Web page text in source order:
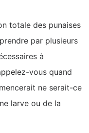
totale des punaises
par plusieurs
à
vous quand
ne serait-ce
larve ou de la